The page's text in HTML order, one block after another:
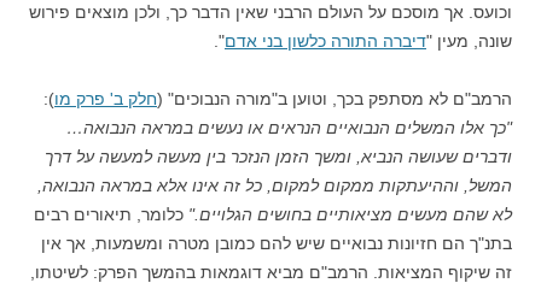
וכועס. אך מוסכם על העולם הרבני שאין הדבר כך, ולכן מוצאים פירוש
שונה, מעין "דיברה התורה כלשון בני אדם".
הרמב"ם לא מסתפק בכך, וטוען ב"מורה הנבוכים" (חלק ב' פרק מו):
"כך אלו המשלים הנבואיים הנראים או נעשים במראה הנבואה…
ודברים שעושה הנביא, ומשך הזמן הנזכר בין מעשה למעשה על דרך
המשל, וההיעתקות ממקום למקום, כל זה אינו אלא במראה הנבואה,
לא שהם מעשים מציאותיים בחושים הגלויים." כלומר, תיאורים רבים
בתנ"ך הם חזיונות נבואיים שיש להם כמובן מטרה ומשמעות, אך אין
זה שיקוף המציאות. הרמב"ם מביא דוגמאות בהמשך הפרק: לשיטתו,